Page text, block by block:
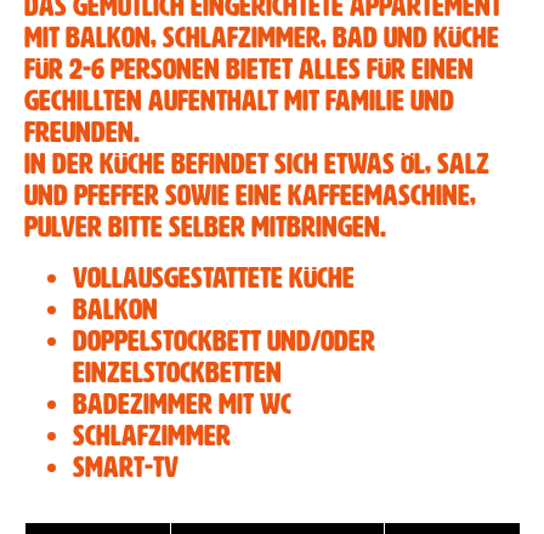
Fanky Verleih
Die Region
Lage & Anreise
mit Balkon, Schlafzimmer, Bad und Küche
für 2-6 Personen bietet alles für einen
gechillten Aufenthalt mit Familie und
Freunden.
In der Küche befindet sich etwas Öl, Salz
und Pfeffer sowie eine Kaffeemaschine,
Pulver bitte selber mitbringen.
vollausgestattete Küche
Balkon
Doppelstockbett und/oder
Einzelstockbetten
Badezimmer mit WC
Schlafzimmer
Smart-TV